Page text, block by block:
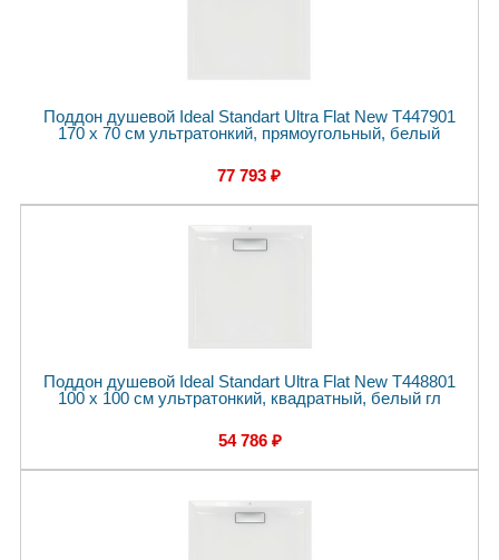
Поддон душевой Ideal Standart Ultra Flat New T447901
170 x 70 см ультратонкий, прямоугольный, белый
77 793 ₽
Поддон душевой Ideal Standart Ultra Flat New T448801
100 x 100 см ультратонкий, квадратный, белый гл
54 786 ₽